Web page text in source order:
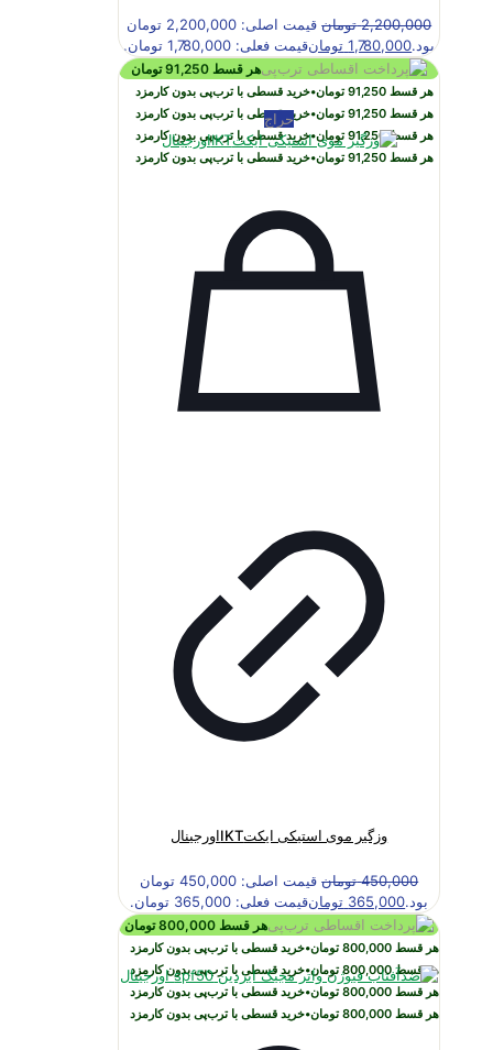
2,200,000 تومان
قیمت اصلی: 2,200,000 تومان
بود.1,780,000 تومانقیمت فعلی: 1,780,000 تومان.
هر قسط 91,250 تومان
هر قسط91,250 تومان•خرید قسطی با ترب‌پی بدون کارمزد
هر قسط91,250 تومان•خرید قسطی با ترب‌پی بدون کارمزد
هر قسط91,250 تومان•خرید قسطی با ترب‌پی بدون کارمزد
هر قسط91,250 تومان•خرید قسطی با ترب‌پی بدون کارمزد
حراج
وزگیر موی استیکی ایکتIKTاورجینال
450,000 تومان
قیمت اصلی: 450,000 تومان
بود.365,000 تومانقیمت فعلی: 365,000 تومان.
هر قسط 800,000 تومان
هر قسط800,000 تومان•خرید قسطی با ترب‌پی بدون کارمزد
هر قسط800,000 تومان•خرید قسطی با ترب‌پی بدون کارمزد
هر قسط800,000 تومان•خرید قسطی با ترب‌پی بدون کارمزد
هر قسط800,000 تومان•خرید قسطی با ترب‌پی بدون کارمزد